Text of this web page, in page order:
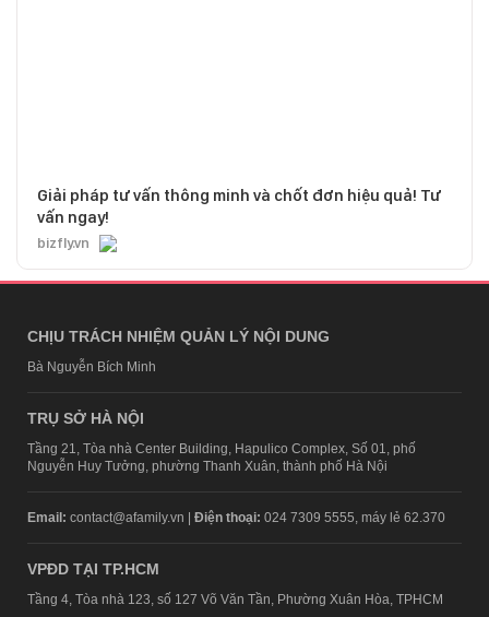
Giải pháp tư vấn thông minh và chốt đơn hiệu quả! Tư
vấn ngay!
bizfly.vn
CHỊU TRÁCH NHIỆM QUẢN LÝ NỘI DUNG
Bà Nguyễn Bích Minh
TRỤ SỞ HÀ NỘI
Tầng 21, Tòa nhà Center Building, Hapulico Complex, Số 01, phố
Nguyễn Huy Tưởng, phường Thanh Xuân, thành phố Hà Nội
Email: contact@afamily.vn | Điện thoại: 024 7309 5555, máy lẻ 62.370
VPĐD TẠI TP.HCM
Tầng 4, Tòa nhà 123, số 127 Võ Văn Tần, Phường Xuân Hòa, TPHCM